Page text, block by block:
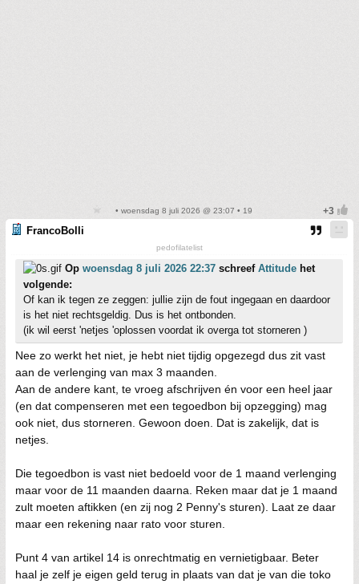
• woensdag 8 juli 2026 @ 23:07 • 19
FrancoBolli
pedofilatelist
Op woensdag 8 juli 2026 22:37 schreef Attitude het
volgende:
Of kan ik tegen ze zeggen: jullie zijn de fout ingegaan en daardoor
is het niet rechtsgeldig. Dus is het ontbonden.
(ik wil eerst 'netjes 'oplossen voordat ik overga tot storneren )
Nee zo werkt het niet, je hebt niet tijdig opgezegd dus zit vast
aan de verlenging van max 3 maanden.
Aan de andere kant, te vroeg afschrijven én voor een heel jaar
(en dat compenseren met een tegoedbon bij opzegging) mag
ook niet, dus storneren. Gewoon doen. Dat is zakelijk, dat is
netjes.
Die tegoedbon is vast niet bedoeld voor de 1 maand verlenging
maar voor de 11 maanden daarna. Reken maar dat je 1 maand
zult moeten aftikken (en zij nog 2 Penny's sturen). Laat ze daar
maar een rekening naar rato voor sturen.
Punt 4 van artikel 14 is onrechtmatig en vernietigbaar. Beter
haal je zelf je eigen geld terug in plaats van dat je van die toko